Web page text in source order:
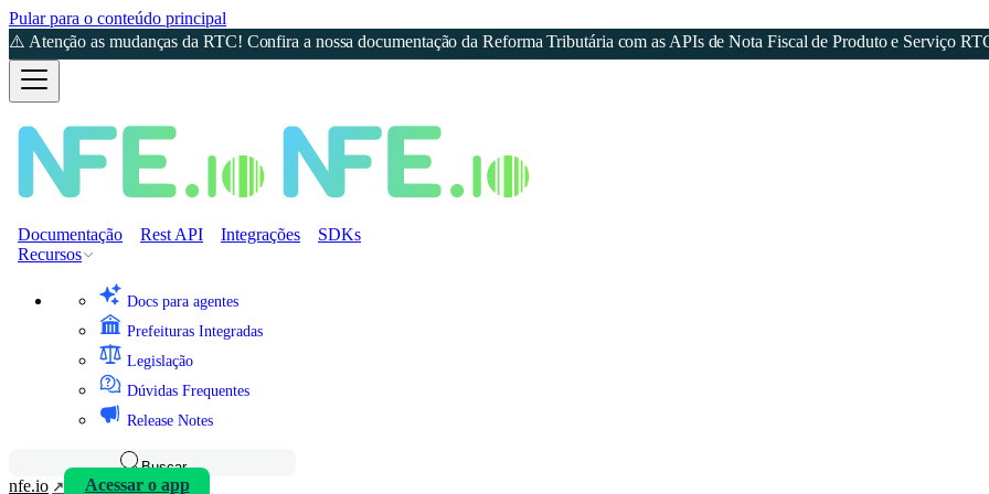
Pular para o conteúdo principal
⚠️ Atenção as mudanças da RTC! Confira a nossa documentação da Reforma Tributária com as APIs de Nota Fiscal de Produto e Serviço
Documentação Rest API Integrações
SDKs
Recursos
Docs para agentes
Prefeituras Integradas
Legislação
Dúvidas Frequentes
Release Notes
Buscar
nfe.io Acessar o app